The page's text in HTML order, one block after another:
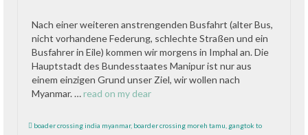
Nach einer weiteren anstrengenden Busfahrt (alter Bus,
nicht vorhandene Federung, schlechte Straßen und ein
Busfahrer in Eile) kommen wir morgens in Imphal an. Die
Hauptstadt des Bundesstaates Manipur ist nur aus
einem einzigen Grund unser Ziel, wir wollen nach
Myanmar. …read on my dear
boader crossing india myanmar, boarder crossing moreh tamu, gangtok to